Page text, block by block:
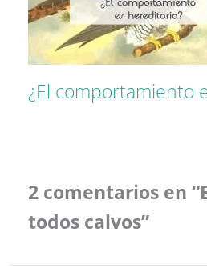
¿El comportamiento
2 comentarios en
todos calvos”